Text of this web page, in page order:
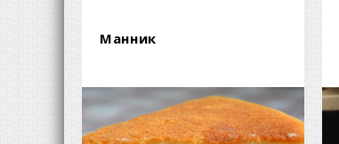
Манник